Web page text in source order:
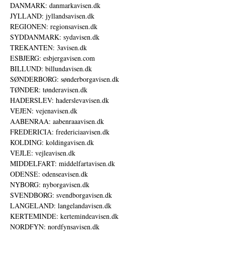
DANMARK: danmarkavisen.dk
JYLLAND: jyllandsavisen.dk
REGIONEN: regionsavisen.dk
SYDDANMARK: sydavisen.dk
TREKANTEN: 3avisen.dk
ESBJERG: esbjergavisen.com
BILLUND: billundavisen.dk
SØNDERBORG: sønderborgavisen.dk
TØNDER: tønderavisen.dk
HADERSLEV: haderslevavisen.dk
VEJEN: vejenavisen.dk
AABENRAA: aabenraaavisen.dk
FREDERICIA: fredericiaavisen.dk
KOLDING: koldingavisen.dk
VEJLE: vejleavisen.dk
MIDDELFART: middelfartavisen.dk
ODENSE: odenseavisen.dk
NYBORG: nyborgavisen.dk
SVENDBORG: svendborgavisen.dk
LANGELAND: langelandavisen.dk
KERTEMINDE: kertemindeavisen.dk
NORDFYN: nordfynsavisen.dk